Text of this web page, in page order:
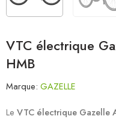
VTC électrique
HMB
Marque: GAZELLE
Le VTC électrique Gazelle